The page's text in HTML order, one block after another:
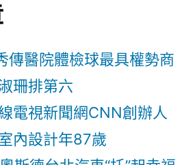
傳醫院體檢球最具權勢商
珊排第六
電視新聞網CNN創辦人
內設計年87歲